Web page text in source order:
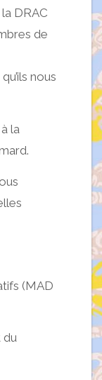
DRAC
de
nous
la
(MAD
du